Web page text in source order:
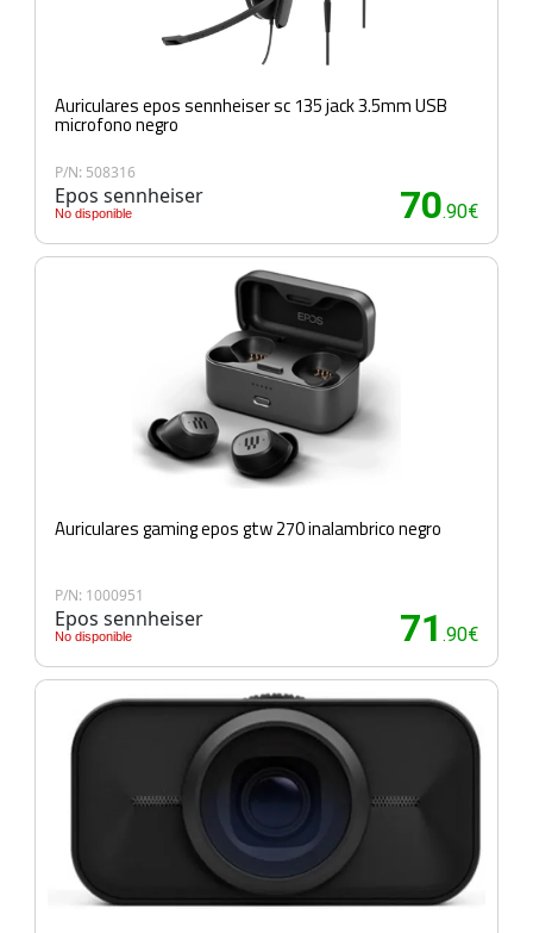
Auriculares epos sennheiser sc 135 jack 3.5mm USB
microfono negro
P/N: 508316
Epos sennheiser
No disponible 70.90€
Auriculares gaming epos gtw 270 inalambrico negro
P/N: 1000951
Epos sennheiser
No disponible 71 .90€